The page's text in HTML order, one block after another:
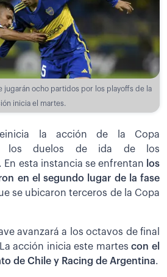
jugarán ocho partidos por los playoffs de la
inicia el martes.
la acción de la Copa
los duelos de ida de los
En esta instancia se enfrentan los
en el segundo lugar de la fase
se ubicaron terceros de la Copa
avanzará a los octavos de final
acción inicia este martescon el
de Chile y Racing de Argentina.